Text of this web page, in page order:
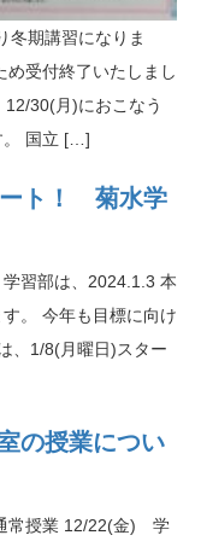
冬期講習になりま
受付終了いたしまし
30(月)におこなう
。 国立 […]
ト！ 菊水学
習部は、2024.1.3 本
。 今年も目標に向け
、1/8(月曜日)スター
の授業につい
常授業 12/22(金) 学